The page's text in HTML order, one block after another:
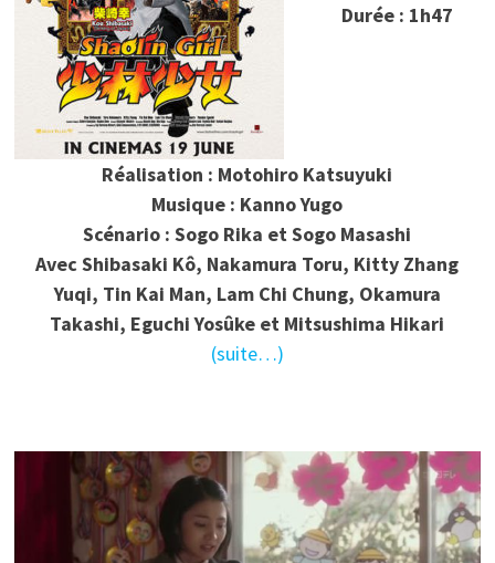
Durée : 1h47
Réalisation : Motohiro Katsuyuki
Musique : Kanno Yugo
Scénario : Sogo Rika et Sogo Masashi
Avec Shibasaki Kô, Nakamura Toru, Kitty Zhang
Yuqi, Tin Kai Man, Lam Chi Chung, Okamura
Takashi, Eguchi Yosûke et Mitsushima Hikari
(suite…)